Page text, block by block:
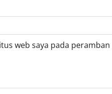
web saya pada